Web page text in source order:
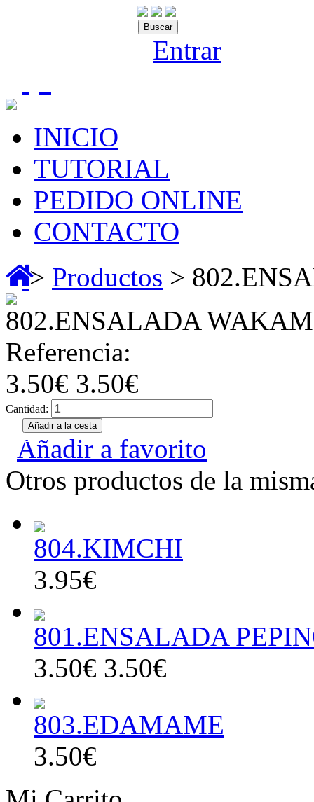
Entrar
INICIO
TUTORIAL
PEDIDO ONLINE
CONTACTO
> Productos >
802.ENSALADA
Referencia:
3.50€ 3.50€
Cantidad:
Añadir a favorito
Otros productos de la
804.KIMCHI
3.95€
801.ENSALADA
3.50€ 3.50€
803.EDAMAME
3.50€